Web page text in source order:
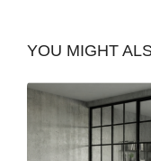
YOU MIGHT